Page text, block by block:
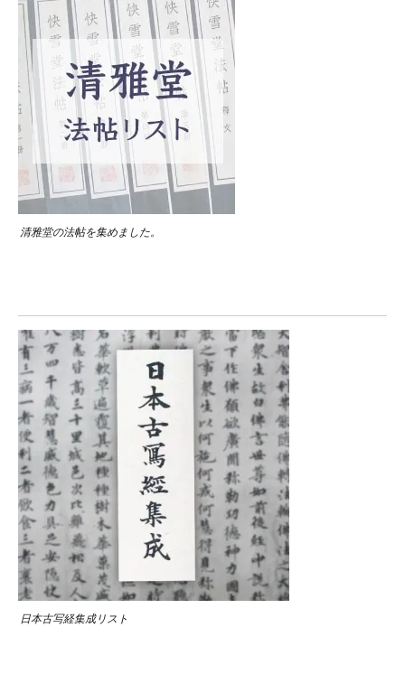
清雅堂の法帖を集めました。
日本古写経集成リスト